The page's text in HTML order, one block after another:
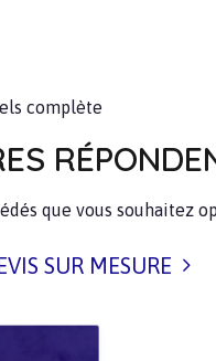
complète
que vous souhaitez
SUR MESURE